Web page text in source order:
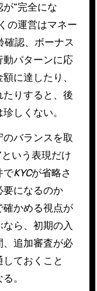
“完全にな
の運営はマネー
確認、ボーナス
パターンに応
に達したり、
りすると、後
しくない。
バランスを取
いう表現だけ
でKYCが省略さ
要になるのか
確かめる視点が
ら、初期の入
、追加審査が必
ておくこと
。